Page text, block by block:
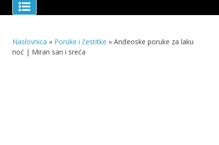
Naslovnica » Poruke i čestitke » Anđeoske poruke za laku
noć | Miran san i sreća